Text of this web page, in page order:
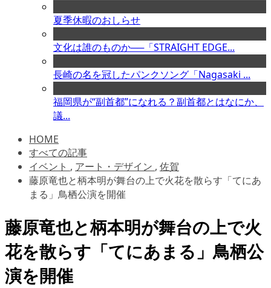
夏季休暇のおしらせ
文化は誰のものか──「STRAIGHT EDGE...
長崎の名を冠したパンクソング「Nagasaki ...
福岡県が“副首都”になれる？副首都とはなにか、
議...
HOME
すべての記事
イベント , アート・デザイン , 佐賀
藤原竜也と柄本明が舞台の上で火花を散らす「てにあ
まる」鳥栖公演を開催
藤原竜也と柄本明が舞台の上で火
花を散らす「てにあまる」鳥栖公
演を開催